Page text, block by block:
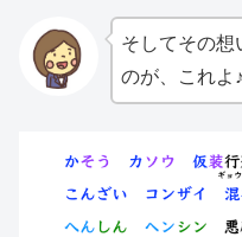
そしてその想
のが、これよ♪